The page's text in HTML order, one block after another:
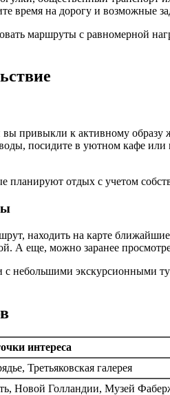
время на дорогу и возможные
маршруты с равномерной
привыкли к активному
посидите в уютном кафе
планируют отдых с учетом
находить на карте
А еще, можно заранее
небольшими экскурсионными
интереса
Третьяковская галерея
Новой Голландии, Музей